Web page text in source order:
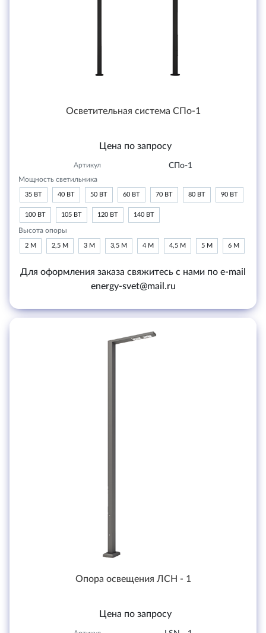
Осветительная система СПо-1
Цена по запросу
Артикул СПо-1
Мощность светильника
35 ВТ 40 ВТ 50 ВТ 60 ВТ 70 ВТ 80 ВТ 90 ВТ
100 ВТ 105 ВТ 120 ВТ 140 ВТ
Высота опоры
2 М 2,5 М 3 М 3,5 М 4 М 4,5 М 5 М 6 М
Для оформления заказа свяжитесь с нами по e-mail
energy-svet@mail.ru
Опора освещения ЛСН - 1
Цена по запросу